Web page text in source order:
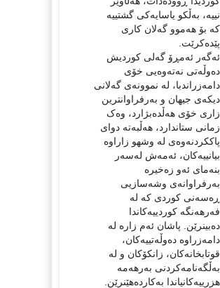
نییە، بەڵکو یاسایەکی گشتییە
کە بۆ هەموو گەلان کاری
پێدەکرێت.
ئەگەر ئەمڕۆ گەلی کوردیش
دەوڵەتی نەتەوەیی خۆی
دامەزراندبا، لە نموونەی گەلانی
دیکەی جیهان و بەرفراوانترین
زاری خۆی هەڵدەبژارد، وەک
زمانی ستاندارد، هەڵبەتە دوای
پاککردنەوەی له وشهو زاراوە
بیانییەکان، ئەمەش لەسەر
بنەمای ئەو زەخیرە
بەرفراوانەی وشەسازیی
ڕەسەنی کوردی کە لە
فەرهەنگە کوردییەکاندا
دەبینرێن. پاشان ئەم زارە لە
دامەزراوە دەوڵەتییەکان،
قوتابخانەکان، زانکۆکان و لە
بەڵگەنامەکردنی بەرهەمە
هزرییەکانیاندا بەکاردەهێنرێن.